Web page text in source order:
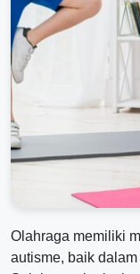
Olahraga memiliki
autisme, baik